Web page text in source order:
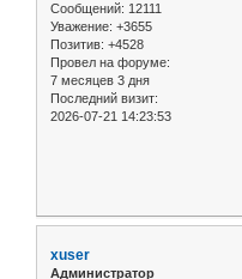
Сообщений: 12111
Уважение: +3655
Позитив: +4528
Провел на форуме:
7 месяцев 3 дня
Последний визит:
2026-07-21 14:23:53
xuser
Администратор